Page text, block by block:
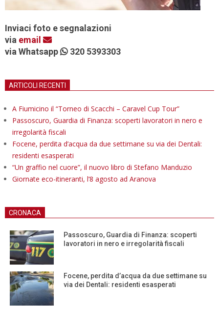
Inviaci foto e segnalazioni
via email
via Whatsapp
320 5393303
ARTICOLI RECENTI
A Fiumicino il “Torneo di Scacchi – Caravel Cup Tour”
Passoscuro, Guardia di Finanza: scoperti lavoratori in nero e
irregolarità fiscali
Focene, perdita d’acqua da due settimane su via dei Dentali:
residenti esasperati
“Un graffio nel cuore”, il nuovo libro di Stefano Manduzio
Giornate eco-itineranti, l’8 agosto ad Aranova
CRONACA
Passoscuro, Guardia di Finanza: scoperti
lavoratori in nero e irregolarità fiscali
Focene, perdita d’acqua da due settimane su
via dei Dentali: residenti esasperati